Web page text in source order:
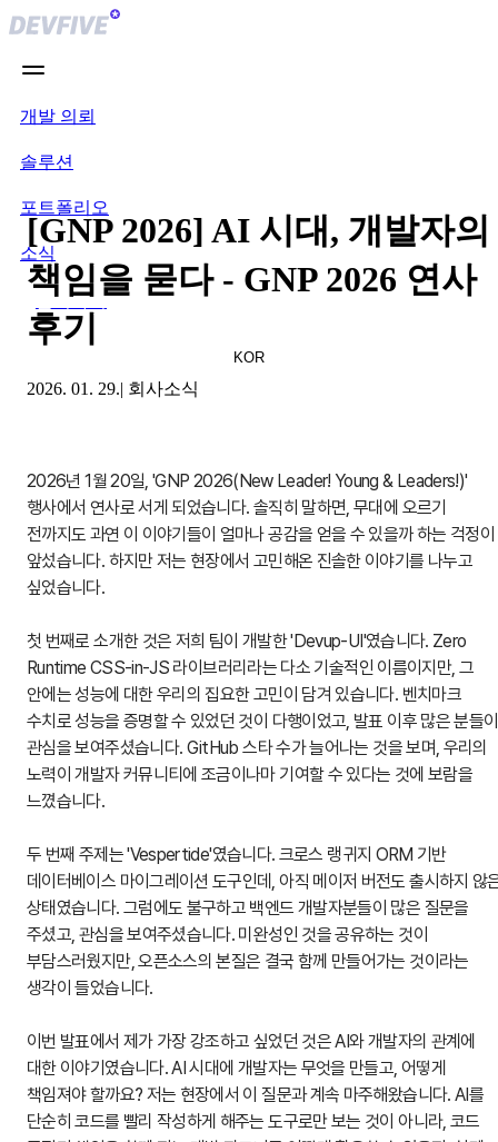
개발 의뢰
솔루션
포트폴리오
소식
문의하기
KOR
[GNP 2026] AI 시대, 개발자의
책임을 묻다 - GNP 2026 연사
후기
2026. 01. 29.| 회사소식
2026년 1월 20일, 'GNP 2026(New Leader! Young & Leaders!)'
행사에서 연사로 서게 되었습니다. 솔직히 말하면, 무대에 오르기
전까지도 과연 이 이야기들이 얼마나 공감을 얻을 수 있을까 하는 걱정이
앞섰습니다. 하지만 저는 현장에서 고민해온 진솔한 이야기를 나누고
싶었습니다.
첫 번째로 소개한 것은 저희 팀이 개발한 'Devup-UI'였습니다. Zero
Runtime CSS-in-JS 라이브러리라는 다소 기술적인 이름이지만, 그
안에는 성능에 대한 우리의 집요한 고민이 담겨 있습니다. 벤치마크
수치로 성능을 증명할 수 있었던 것이 다행이었고, 발표 이후 많은 분들이
관심을 보여주셨습니다. GitHub 스타 수가 늘어나는 것을 보며, 우리의
노력이 개발자 커뮤니티에 조금이나마 기여할 수 있다는 것에 보람을
느꼈습니다.
두 번째 주제는 'Vespertide'였습니다. 크로스 랭귀지 ORM 기반
데이터베이스 마이그레이션 도구인데, 아직 메이저 버전도 출시하지 않
상태였습니다. 그럼에도 불구하고 백엔드 개발자분들이 많은 질문을
주셨고, 관심을 보여주셨습니다. 미완성인 것을 공유하는 것이
부담스러웠지만, 오픈소스의 본질은 결국 함께 만들어가는 것이라는
생각이 들었습니다.
이번 발표에서 제가 가장 강조하고 싶었던 것은 AI와 개발자의 관계에
대한 이야기였습니다. AI 시대에 개발자는 무엇을 만들고, 어떻게
책임져야 할까요? 저는 현장에서 이 질문과 계속 마주해왔습니다. AI를
단순히 코드를 빨리 작성하게 해주는 도구로만 보는 것이 아니라, 코드